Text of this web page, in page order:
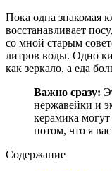
Пока одна знакомая
восстанавливает
со мной старым
литров воды. Одно
как зеркало, а еда
Важно сразу:
нержавейки и
керамика
потом, что я
Содержание